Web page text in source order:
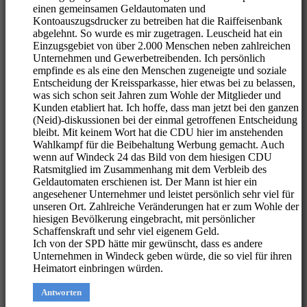
einen gemeinsamen Geldautomaten und
Kontoauszugsdrucker zu betreiben hat die Raiffeisenbank
abgelehnt. So wurde es mir zugetragen. Leuscheid hat ein
Einzugsgebiet von über 2.000 Menschen neben zahlreichen
Unternehmen und Gewerbetreibenden. Ich persönlich
empfinde es als eine den Menschen zugeneigte und soziale
Entscheidung der Kreissparkasse, hier etwas bei zu belassen,
was sich schon seit Jahren zum Wohle der Mitglieder und
Kunden etabliert hat. Ich hoffe, dass man jetzt bei den ganzen
(Neid)-diskussionen bei der einmal getroffenen Entscheidung
bleibt. Mit keinem Wort hat die CDU hier im anstehenden
Wahlkampf für die Beibehaltung Werbung gemacht. Auch
wenn auf Windeck 24 das Bild von dem hiesigen CDU
Ratsmitglied im Zusammenhang mit dem Verbleib des
Geldautomaten erschienen ist. Der Mann ist hier ein
angesehener Unternehmer und leistet persönlich sehr viel für
unseren Ort. Zahlreiche Veränderungen hat er zum Wohle der
hiesigen Bevölkerung eingebracht, mit persönlicher
Schaffenskraft und sehr viel eigenem Geld.
Ich von der SPD hätte mir gewünscht, dass es andere
Unternehmen in Windeck geben würde, die so viel für ihren
Heimatort einbringen würden.
Antworten